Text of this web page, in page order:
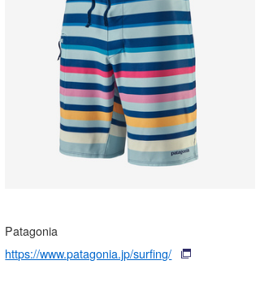
Patagonia
https://www.patagonia.jp/surfing/